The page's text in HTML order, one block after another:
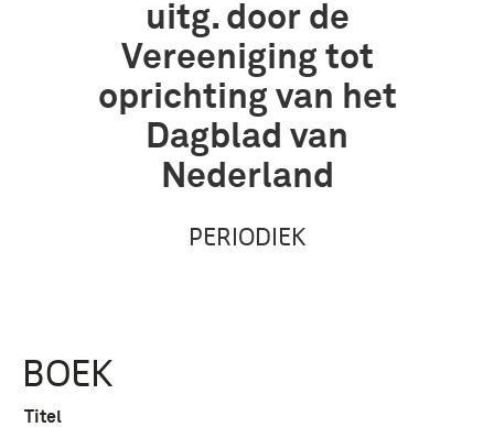
uitg. door de
Vereeniging tot
oprichting van het
Dagblad van
Nederland
PERIODIEK
BOEK
Titel